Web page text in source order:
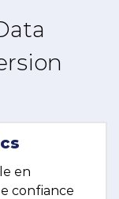
en
confiance